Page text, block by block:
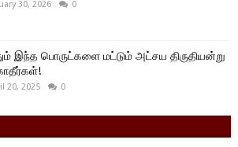
30, 2026 0
இந்த பொருட்களை மட்டும் அட்சய திருதியன்று
20, 2025 0